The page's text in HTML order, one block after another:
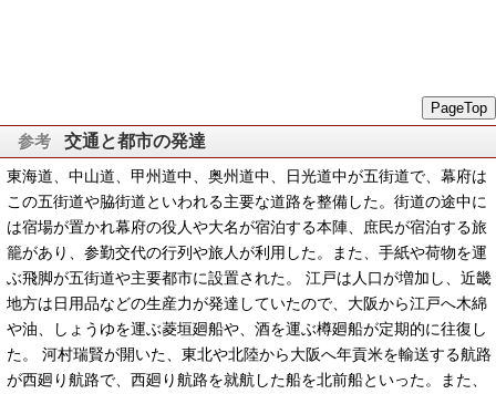
PageTop
交通と都市の発達
東海道、中山道、甲州道中、奥州道中、日光道中が五街道で、幕府は
この五街道や脇街道といわれる主要な道路を整備した。街道の途中に
は宿場が置かれ幕府の役人や大名が宿泊する本陣、庶民が宿泊する旅
籠があり、参勤交代の行列や旅人が利用した。また、手紙や荷物を運
ぶ飛脚が五街道や主要都市に設置された。 江戸は人口が増加し、近畿
地方は日用品などの生産力が発達していたので、大阪から江戸へ木綿
や油、しょうゆを運ぶ菱垣廻船や、酒を運ぶ樽廻船が定期的に往復し
た。 河村瑞賢が開いた、東北や北陸から大阪へ年貢米を輸送する航路
が西廻り航路で、西廻り航路を就航した船を北前船といった。また、